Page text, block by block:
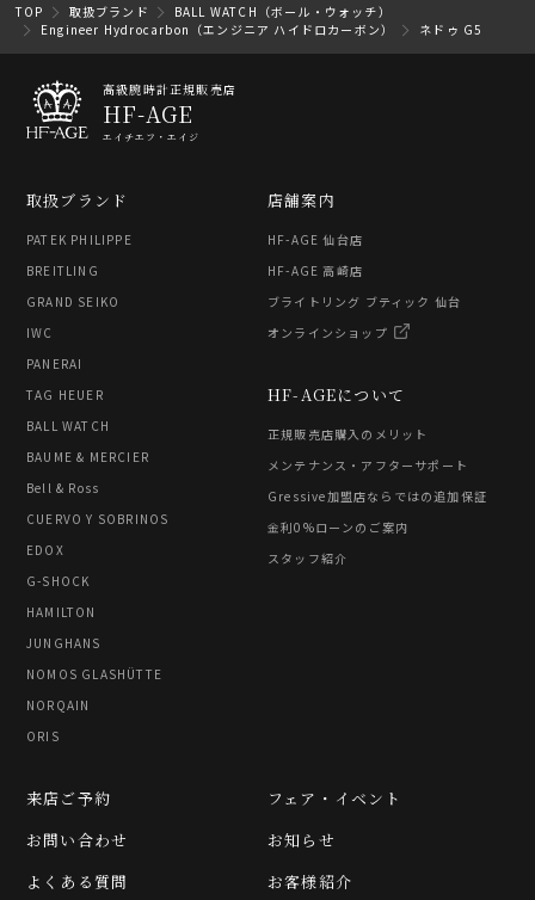
TOP 取扱ブランド
BALL WATCH（ボール・ウォッチ）
Engineer Hydrocarbon（エンジニア ハイドロカーボン）
ネドゥ G5
高級腕時計正規販売店
HF-AGE
エイチエフ・エイジ
取扱ブランド
PATEK PHILIPPE
BREITLING
GRAND SEIKO
IWC
PANERAI
TAG HEUER
BALL WATCH
BAUME & MERCIER
Bell & Ross
CUERVO Y SOBRINOS
EDOX
G-SHOCK
HAMILTON
JUNGHANS
NOMOS GLASHÜTTE
NORQAIN
ORIS
HF-AGEについて
正規販売店購入のメリット
メンテナンス・アフターサポート
Gressive加盟店ならではの追加保証
金利0%ローンのご案内
スタッフ紹介
店舗案内
HF-AGE 仙台店
HF-AGE 高崎店
ブライトリング ブティック 仙台
オンラインショップ
フェア・イベント
お知らせ
お客様紹介
来店ご予約
お問い合わせ
よくある質問